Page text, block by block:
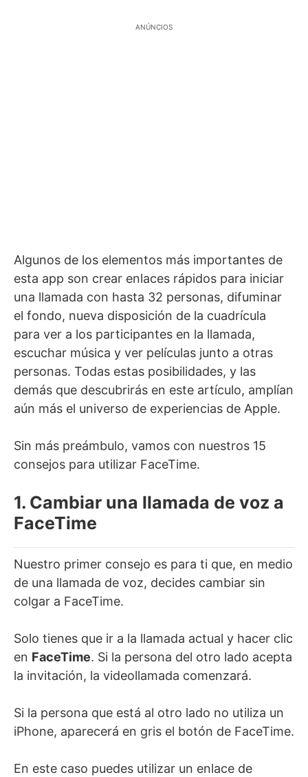
ANÚNCIOS
Algunos de los elementos más importantes de
esta app son crear enlaces rápidos para iniciar
una llamada con hasta 32 personas, difuminar
el fondo, nueva disposición de la cuadrícula
para ver a los participantes en la llamada,
escuchar música y ver películas junto a otras
personas. Todas estas posibilidades, y las
demás que descubrirás en este artículo, amplían
aún más el universo de experiencias de Apple.
Sin más preámbulo, vamos con nuestros 15
consejos para utilizar FaceTime.
1. Cambiar una llamada de voz a
FaceTime
Nuestro primer consejo es para ti que, en medio
de una llamada de voz, decides cambiar sin
colgar a FaceTime.
Solo tienes que ir a la llamada actual y hacer clic
en FaceTime. Si la persona del otro lado acepta
la invitación, la videollamada comenzará.
Si la persona que está al otro lado no utiliza un
iPhone, aparecerá en gris el botón de FaceTime.
En este caso puedes utilizar un enlace de